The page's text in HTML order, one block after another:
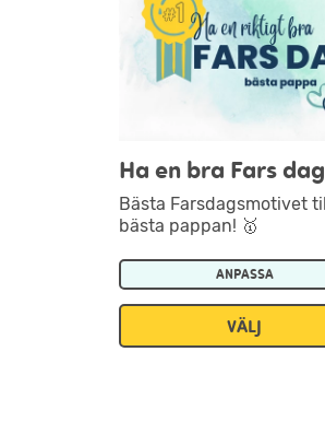
Ha en bra Fars dag
Bästa Farsdagsmotivet till
bästa pappan! 🥇
ANPASSA
VÄLJ